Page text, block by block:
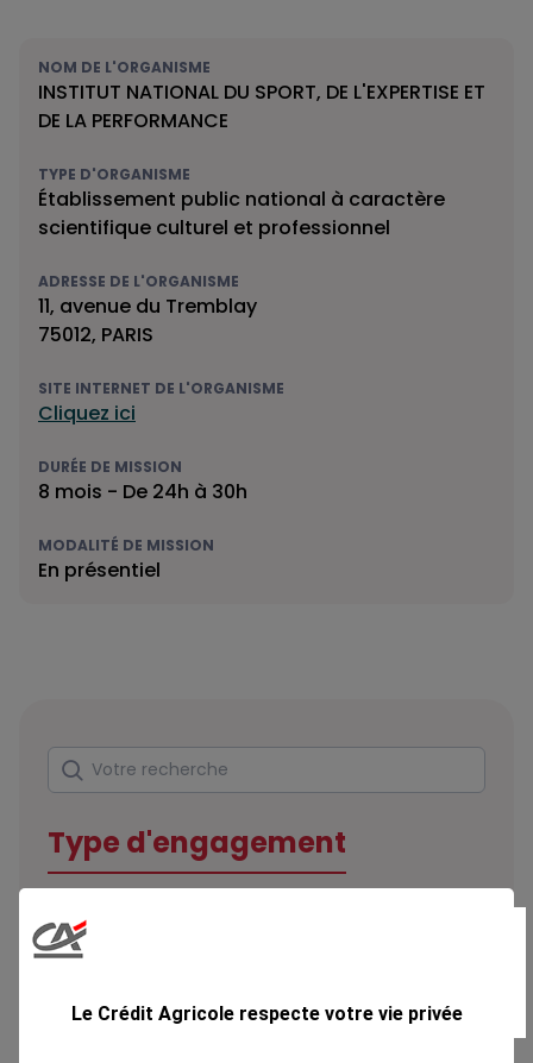
NOM DE L'ORGANISME
INSTITUT NATIONAL DU SPORT, DE L'EXPERTISE ET
DE LA PERFORMANCE
TYPE D'ORGANISME
Établissement public national à caractère
scientifique culturel et professionnel
ADRESSE DE L'ORGANISME
11, avenue du Tremblay
75012, PARIS
SITE INTERNET DE L'ORGANISME
Cliquez ici
DURÉE DE MISSION
8 mois - De 24h à 30h
MODALITÉ DE MISSION
En présentiel
Rechercher
Votre recherche
Type d'engagement
Le Crédit Agricole respecte votre vie privée